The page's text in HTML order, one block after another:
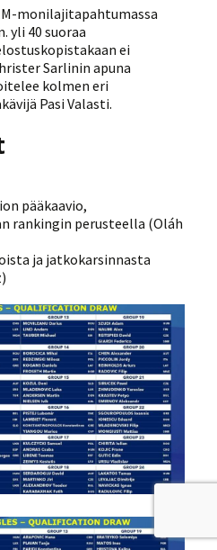
monilajitapahtumassa
yli 40 suoraa
ei
Sarlinin apuna
kolmen eri
Pasi Valasti.
pääkaavio,
rankingin perusteella (Oláh
ja jatkokarsinnasta